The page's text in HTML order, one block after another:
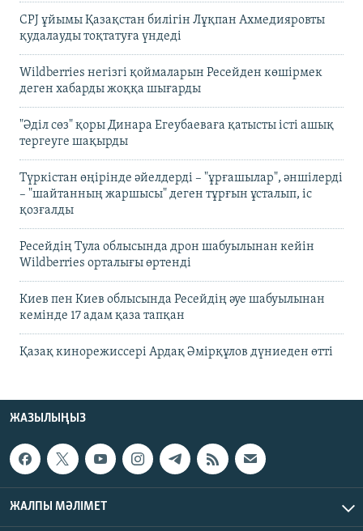
CPJ ұйымы Қазақстан билігін Лұқпан Ахмедияровты
қудалауды тоқтатуға үндеді
Wildberries негізгі қоймаларын Ресейден көшірмек
деген хабарды жоққа шығарды
"Әділ сөз" қоры Динара Егеубаеваға қатысты істі ашық
тергеуге шақырды
Түркістан өңірінде әйелдерді – "ұрғашылар", әншілерді
– "шайтанның жаршысы" деген тұрғын ұсталып, іс
қозғалды
Ресейдің Тула облысында дрон шабуылынан кейін
Wildberries орталығы өртенді
Киев пен Киев облысында Ресейдің әуе шабуылынан
кемінде 17 адам қаза тапқан
Қазақ кинорежиссері Ардақ Әмірқұлов дүниеден өтті
ЖАЗЫЛЫҢЫЗ
ЖАЛПЫ МӘЛІМЕТ